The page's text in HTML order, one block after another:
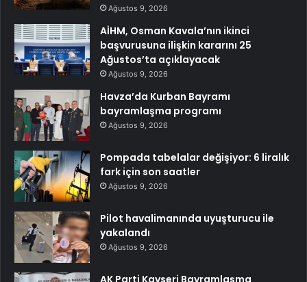
Ağustos 9, 2026
AİHM, Osman Kavala’nın ikinci
başvurusuna ilişkin kararını 25
Ağustos’ta açıklayacak
Ağustos 9, 2026
Havza’da Kurban Bayramı
bayramlaşma programı
Ağustos 9, 2026
Pompada tabelalar değişiyor: 6 liralık
fark için son saatler
Ağustos 9, 2026
Pilot havalimanında uyuşturucu ile
yakalandı
Ağustos 9, 2026
AK Parti Kayseri Bayramlaşma